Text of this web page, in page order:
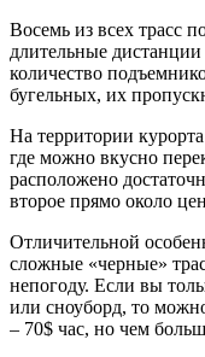
Восемь из всех трасс
длительные дистанции
количество
бугельных, их
На территории
где можно вкусно
расположено
второе прямо около
Отличительной
сложные «черные»
непогоду. Если вы
или сноуборд, то
– 70$ час, но чем